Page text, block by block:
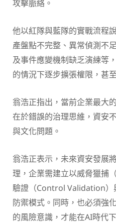
攻擊脈絡。
他以紅隊與藍隊的實戰流程
產盤點不完整、異常偵測不
及事件應變機制缺乏演練等
的情況下逐步擴張權限，甚
翁浩正指出，當前企業最大
在於錯誤的治理思維，資安
與文化問題。
翁浩正表示，未來資安發展
理，企業需建立以威脅獵捕
驗證（Control Validation）
防禦模式。同時，也必須強
的風險意識，才能在AI時代